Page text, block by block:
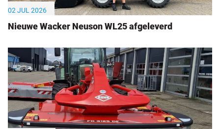
02 JUL 2026
Nieuwe Wacker Neuson WL25 afgeleverd